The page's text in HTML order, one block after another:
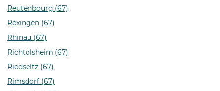
Reutenbourg (67)
Rexingen (67)
Rhinau (67)
Richtolsheim (67)
Riedseltz (67)
Rimsdorf (67)